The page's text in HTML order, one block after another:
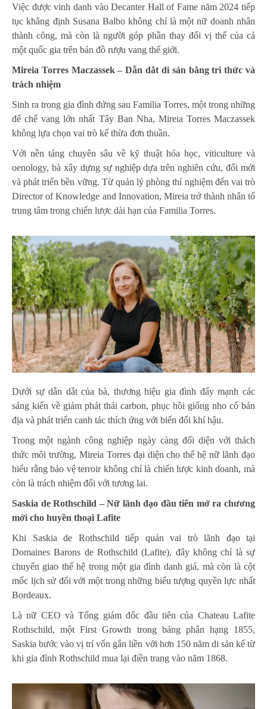
Việc được vinh danh vào Decanter Hall of Fame năm 2024 tiếp
tục khẳng định Susana Balbo không chỉ là một nữ doanh nhân
thành công, mà còn là người góp phần thay đổi vị thế của cả
một quốc gia trên bản đồ rượu vang thế giới.
Mireia Torres Maczassek – Dẫn dắt di sản bằng tri thức và
trách nhiệm
Sinh ra trong gia đình đứng sau Familia Torres, một trong những
đế chế vang lớn nhất Tây Ban Nha, Mireia Torres Maczassek
không lựa chọn vai trò kế thừa đơn thuần.
Với nền tảng chuyên sâu về kỹ thuật hóa học, viticulture và
oenology, bà xây dựng sự nghiệp dựa trên nghiên cứu, đổi mới
và phát triển bền vững. Từ quản lý phòng thí nghiệm đến vai trò
Director of Knowledge and Innovation, Mireia trở thành nhân tố
trung tâm trong chiến lược dài hạn của Familia Torres.
Dưới sự dẫn dắt của bà, thương hiệu gia đình đẩy mạnh các
sáng kiến về giảm phát thải carbon, phục hồi giống nho cổ bản
địa và phát triển canh tác thích ứng với biến đổi khí hậu.
Trong một ngành công nghiệp ngày càng đối diện với thách
thức môi trường, Mireia Torres đại diện cho thế hệ nữ lãnh đạo
hiểu rằng bảo vệ terroir không chỉ là chiến lược kinh doanh, mà
còn là trách nhiệm đối với tương lai.
Saskia de Rothschild – Nữ lãnh đạo đầu tiên mở ra chương
mới cho huyền thoại Lafite
Khi Saskia de Rothschild tiếp quản vai trò lãnh đạo tại
Domaines Barons de Rothschild (Lafite), đây không chỉ là sự
chuyển giao thế hệ trong một gia đình danh giá, mà còn là cột
mốc lịch sử đối với một trong những biểu tượng quyền lực nhất
Bordeaux.
Là nữ CEO và Tổng giám đốc đầu tiên của Chateau Lafite
Rothschild, một First Growth trong bảng phân hạng 1855,
Saskia bước vào vị trí vốn gắn liền với hơn 150 năm di sản kể từ
khi gia đình Rothschild mua lại điền trang vào năm 1868.